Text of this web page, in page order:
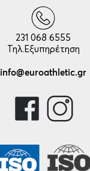
231 068 6555
Τηλ.Εξυπηρέτηση
info@euroathletic.gr